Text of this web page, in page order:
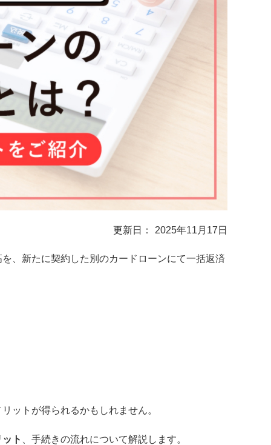
2025年11月17日
、新たに契約した別のカードローンにて一括返済
ットが得られるかもしれません。
ト 、手続きの流れについて解説します。